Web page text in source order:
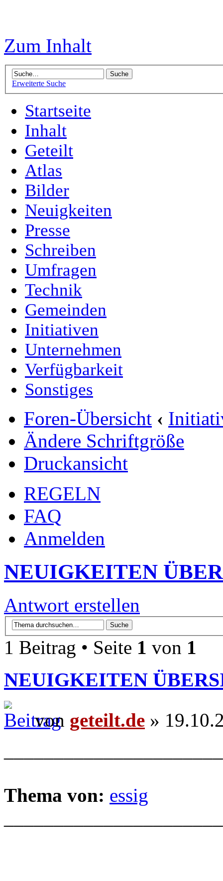
Zum Inhalt
Erweiterte Suche
Startseite
Inhalt
Geteilt
Atlas
Bilder
Neuigkeiten
Presse
Schreiben
Umfragen
Technik
Gemeinden
Initiativen
Unternehmen
Verfügbarkeit
Sonstiges
Foren-Übersicht ‹
Ändere Schriftgröße
Druckansicht
REGELN
FAQ
Anmelden
NEUIGKEITEN
Antwort erstellen
1 Beitrag • Seite 1 von 1
NEUIGKEITEN
von geteilt.de »
Thema von: essig